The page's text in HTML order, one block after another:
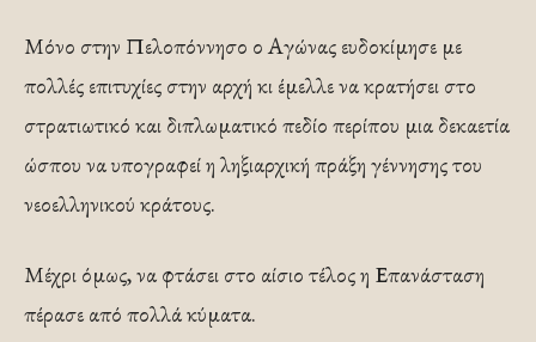
Μόνο στην Πελοπόννησο ο Αγώνας ευδοκίμησε με
πολλές επιτυχίες στην αρχή κι έμελλε να κρατήσει στο
στρατιωτικό και διπλωματικό πεδίο περίπου μια δεκαετία
ώσπου να υπογραφεί η ληξιαρχική πράξη γέννησης του
νεοελληνικού κράτους.
Μέχρι όμως, να φτάσει στο αίσιο τέλος η Επανάσταση
πέρασε από πολλά κύματα.